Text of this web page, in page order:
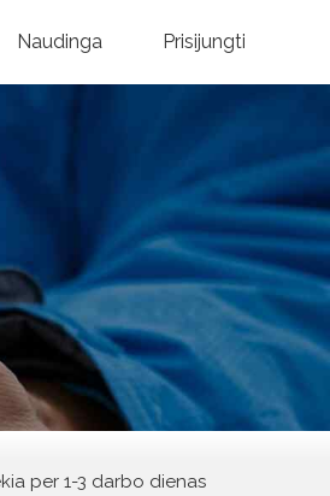
Naudinga Prisijungti
per 1-3 darbo dienas